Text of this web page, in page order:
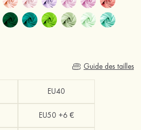
Guide des tailles
EU40
EU50 +6 €